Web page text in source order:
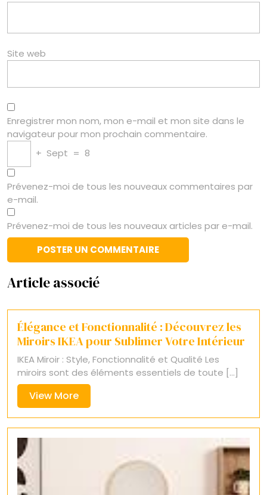
Site web
Enregistrer mon nom, mon e-mail et mon site dans le
navigateur pour mon prochain commentaire.
+ Sept = 8
Prévenez-moi de tous les nouveaux commentaires par
e-mail.
Prévenez-moi de tous les nouveaux articles par e-mail.
Article associé
Élégance et Fonctionnalité : Découvrez les
Miroirs IKEA pour Sublimer Votre Intérieur
IKEA Miroir : Style, Fonctionnalité et Qualité Les
miroirs sont des éléments essentiels de toute [...]
View MoreView
More